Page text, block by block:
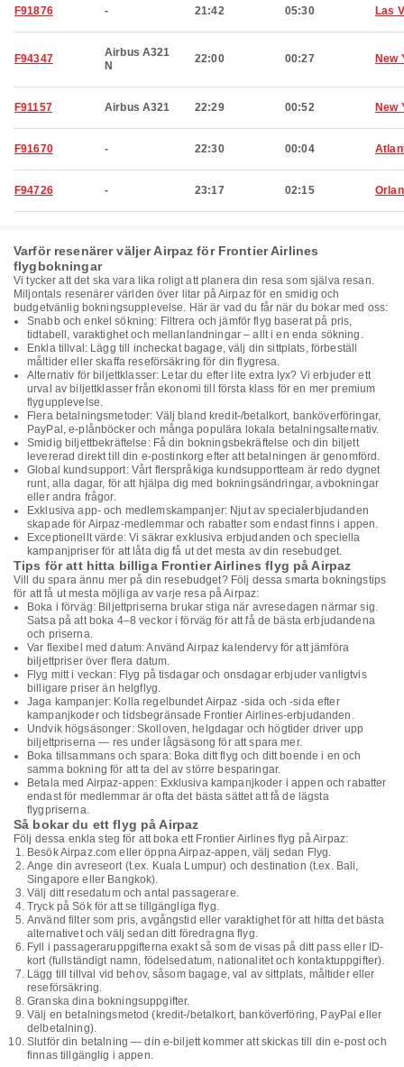
F91876 - 21:42 05:30 Las
F94347
Airbus A321
N
22:00 00:27 New
F91157 Airbus A321 22:29 00:52 New
F91670 - 22:30 00:04
F94726 - 23:17 02:15
Varför resenärer väljer Airpaz för Frontier Airlines
flygbokningar
Vi tycker att det ska vara lika roligt att planera din resa som själva resan.
Miljontals resenärer världen över litar på Airpaz för en smidig och
budgetvänlig bokningsupplevelse. Här är vad du får när du bokar med oss:
Snabb och enkel sökning: Filtrera och jämför flyg baserat på pris,
tidtabell, varaktighet och mellanlandningar – allt i en enda sökning.
Enkla tillval: Lägg till incheckat bagage, välj din sittplats, förbeställ
måltider eller skaffa reseförsäkring för din flygresa.
Alternativ för biljettklasser: Letar du efter lite extra lyx? Vi erbjuder ett
urval av biljettklasser från ekonomi till första klass för en mer premium
flygupplevelse.
Flera betalningsmetoder: Välj bland kredit-/betalkort, banköverföringar,
PayPal, e-plånböcker och många populära lokala betalningsalternativ.
Smidig biljettbekräftelse: Få din bokningsbekräftelse och din biljett
levererad direkt till din e-postinkorg efter att betalningen är genomförd.
Global kundsupport: Vårt flerspråkiga kundsupportteam är redo dygnet
runt, alla dagar, för att hjälpa dig med bokningsändringar, avbokningar
eller andra frågor.
Exklusiva app- och medlemskampanjer: Njut av specialerbjudanden
skapade för Airpaz-medlemmar och rabatter som endast finns i appen.
Exceptionellt värde: Vi säkrar exklusiva erbjudanden och speciella
kampanjpriser för att låta dig få ut det mesta av din resebudget.
Tips för att hitta billiga Frontier Airlines flyg på Airpaz
Vill du spara ännu mer på din resebudget? Följ dessa smarta bokningstips
för att få ut mesta möjliga av varje resa på Airpaz:
Boka i förväg: Biljettpriserna brukar stiga när avresedagen närmar sig.
Satsa på att boka 4–8 veckor i förväg för att få de bästa erbjudandena
och priserna.
Var flexibel med datum: Använd Airpaz kalendervy för att jämföra
biljettpriser över flera datum.
Flyg mitt i veckan: Flyg på tisdagar och onsdagar erbjuder vanligtvis
billigare priser än helgflyg.
Jaga kampanjer: Kolla regelbundet Airpaz -sida och -sida efter
kampanjkoder och tidsbegränsade Frontier Airlines-erbjudanden.
Undvik högsäsonger: Skolloven, helgdagar och högtider driver upp
biljettpriserna — res under lågsäsong för att spara mer.
Boka tillsammans och spara: Boka ditt flyg och ditt boende i en och
samma bokning för att ta del av större besparingar.
Betala med Airpaz-appen: Exklusiva kampanjkoder i appen och rabatter
endast för medlemmar är ofta det bästa sättet att få de lägsta
flygpriserna.
Så bokar du ett flyg på Airpaz
Följ dessa enkla steg för att boka ett Frontier Airlines flyg på Airpaz:
Besök Airpaz.com eller öppna Airpaz-appen, välj sedan Flyg.
Ange din avreseort (t.ex. Kuala Lumpur) och destination (t.ex. Bali,
Singapore eller Bangkok).
Välj ditt resedatum och antal passagerare.
Tryck på Sök för att se tillgängliga flyg.
Använd filter som pris, avgångstid eller varaktighet för att hitta det bästa
alternativet och välj sedan ditt föredragna flyg.
Fyll i passageraruppgifterna exakt så som de visas på ditt pass eller ID-
kort (fullständigt namn, födelsedatum, nationalitet och kontaktuppgifter).
Lägg till tillval vid behov, såsom bagage, val av sittplats, måltider eller
reseförsäkring.
Granska dina bokningsuppgifter.
Välj en betalningsmetod (kredit-/betalkort, banköverföring, PayPal eller
delbetalning).
Slutför din betalning — din e-biljett kommer att skickas till din e-post och
finnas tillgänglig i appen.